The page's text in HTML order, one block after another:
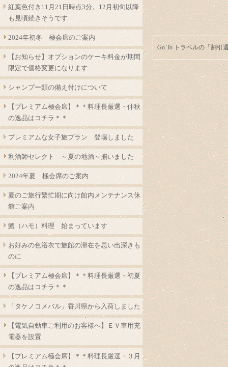
Go To トラベルの「割引
紅葉色付き11月21日時点3分。12月初旬以降
も見頃続きそうです
2024年初冬 極会席のご案内
【お知らせ】オプションのケーキ料金が期間
限定で価格変更になります
シャンプー類の備え付けについて
【プレミアム極会席】＊＊料理長厳選・仲秋
の逸品はコチラ＊＊
プレミアムな女子旅プラン 登場しました
利酒師セレクト ～夏の地酒～揃いました
2024年夏 極会席のご案内
夏のご旅行繁忙期に向け館内メンテナンス休
館ご案内
鱧（ハモ）料理 始まっています
お好みの色浴衣で旅館の滞在を思い出深きも
のに
【プレミアム極会席】＊＊料理長厳選・初夏
の逸品はコチラ＊＊
「タケノコメバル」香川県から入荷しました
【電気自動車ご利用のお客様へ】ＥＶ車用充
電器を設置
【プレミアム極会席】＊＊料理長厳選・３月